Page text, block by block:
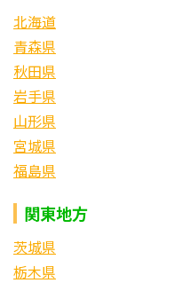
北海道
青森県
秋田県
岩手県
山形県
宮城県
福島県
関東地方
茨城県
栃木県